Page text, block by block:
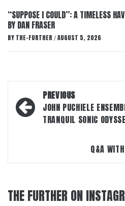
“SUPPOSE I COULD”: A TIMELESS
BY DAN FRASER
BY THE-FURTHER / AUGUST 5, 2026
Post
navigation
PREVIOUS
JOHN PUCHIELE
TRANQUIL SONIC
Q&A
THE FURTHER ON